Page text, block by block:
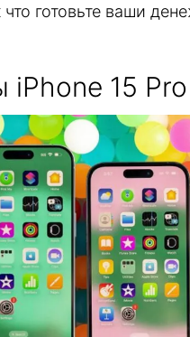
что готовьте ваши
iPhone 15